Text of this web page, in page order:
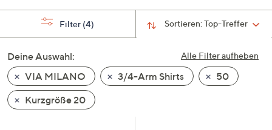
nach
und
nach
unten
oder
wischen
Sie
Sortieren:Top-Treffer
Filter (4)
Alle Filter aufheben
Deine Auswahl:
VIA MILANO
3/4-Arm Shirts
50
Kurzgröße 20